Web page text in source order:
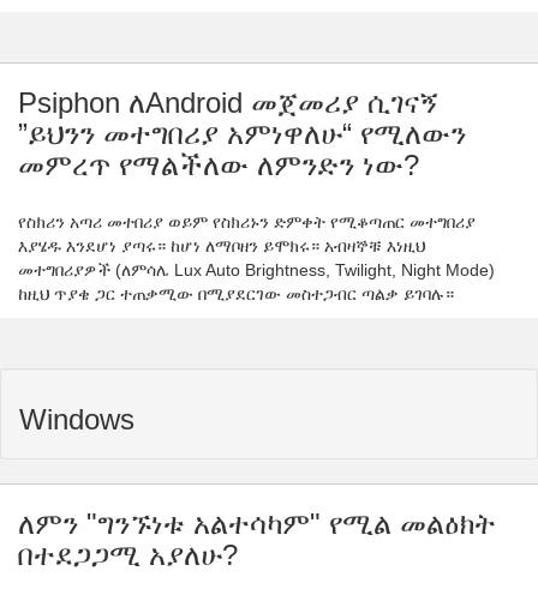
Psiphon ለAndroid መጀመሪያ ሲገናኝ
”ይህንን መተግበሪያ አምነዋለሁ“ የሚለውን
መምረጥ የማልችለው ለምንድን ነው?
የስክሪን አጣሪ መተበሪያ ወይም የስክሪኑን ድምቀት የሚቆጣጠር መተግበሪያ
እያሄዱ እንደሆነ ያጣሩ። ከሆነ ለማቦዘን ይሞክሩ። አብዛኞቹ እነዚህ
መተግበሪያዎች (ለምሳሌ Lux Auto Brightness, Twilight, Night Mode)
ከዚህ ጥያቄ ጋር ተጠቃሚው በሚያደርገው መስተጋብር ጣልቃ ይገባሉ።
Windows
ለምን "ግንኙነቱ አልተሳካም" የሚል መልዕክት
በተደጋጋሚ አያለሁ?